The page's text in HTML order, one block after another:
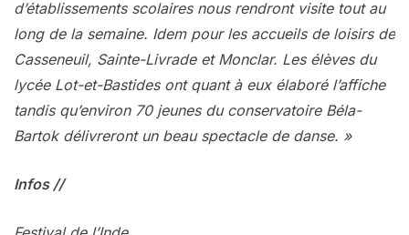
d’établissements scolaires nous rendront visite tout au
long de la semaine. Idem pour les accueils de loisirs de
Casseneuil, Sainte-Livrade et Monclar. Les élèves du
lycée Lot-et-Bastides ont quant à eux élaboré l’affiche
tandis qu’environ 70 jeunes du conservatoire Béla-
Bartok délivreront un beau spectacle de danse. »
Infos //